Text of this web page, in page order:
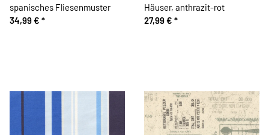
spanisches Fliesenmuster
34,99 € *
Häuser, anthrazit-rot
27,99 € *